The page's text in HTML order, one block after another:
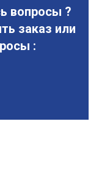
вопросы ?
заказ или
: